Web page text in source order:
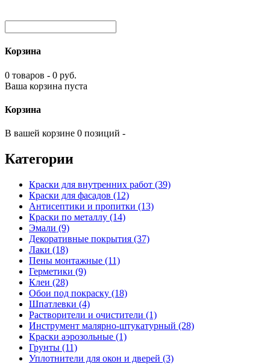
Корзина
0 товаров - 0 руб.
Ваша корзина пуста
Корзина
В вашей корзине 0 позиций -
Категории
Краски для внутренних работ (39)
Краски для фасадов (12)
Антисептики и пропитки (13)
Краски по металлу (14)
Эмали (9)
Декоративные покрытия (37)
Лаки (18)
Пены монтажные (11)
Герметики (9)
Клеи (28)
Обои под покраску (18)
Шпатлевки (4)
Растворители и очистители (1)
Инструмент малярно-штукатурный (28)
Краски аэрозольные (1)
Грунты (11)
Уплотнители для окон и дверей (3)